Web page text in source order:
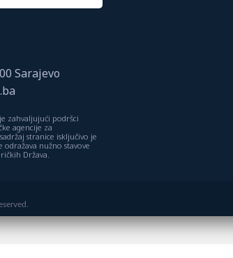
Sarajevo
zahvaljujući podršci
agencije za
stranice isključivo je
nužno stavove
Država.